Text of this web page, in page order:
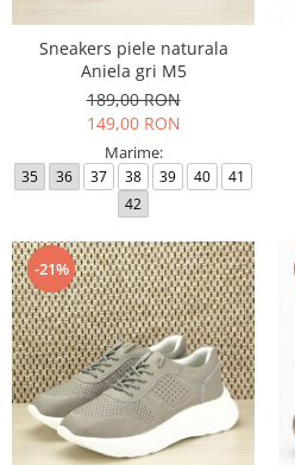
Sneakers piele naturala
Aniela gri M5
189,00 RON
149,00 RON
Marime:
35 36 37 38 39 40
41
42
-21%